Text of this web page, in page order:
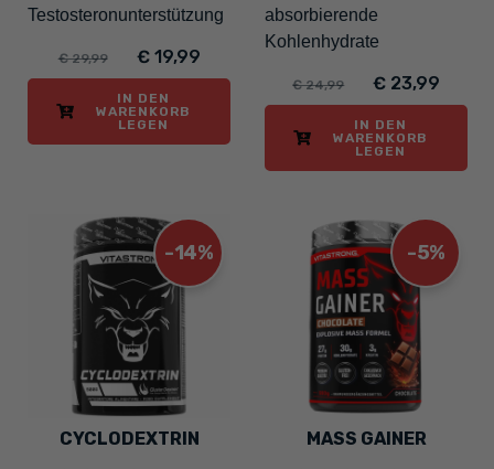
Testosteronunterstützung
€ 29,99 € 19,99
IN DEN
WARENKORB
LEGEN
absorbierende
Kohlenhydrate
€ 24,99 € 23,99
IN DEN
WARENKORB
LEGEN
-14%
CYCLODEXTRIN
-5%
MASS GAINER